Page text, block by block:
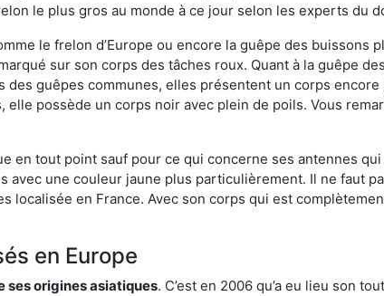
le plus gros au monde à ce jour selon les experts du
le frelon d’Europe ou encore la guêpe des buissons
sur son corps des tâches roux. Quant à la guêpe
guêpes communes, elles présentent un corps
possède un corps noir avec plein de poils. Vous
en tout point sauf pour ce qui concerne ses antennes
une couleur jaune plus particulièrement. Il ne faut
localisée en France. Avec son corps qui est
en Europe
ses origines asiatiques. C’est en 2006 qu’a eu lieu son